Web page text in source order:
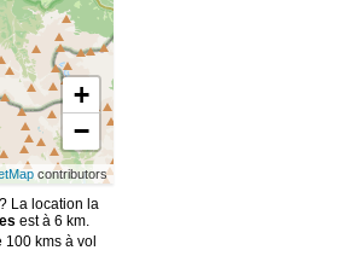
+
−
contributors
La location la
est à 6 km.
kms à vol